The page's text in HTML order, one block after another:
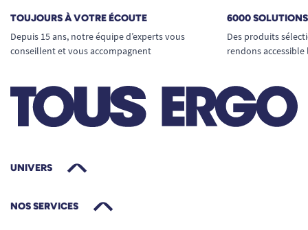
TOUJOURS À VOTRE ÉCOUTE
Depuis 15 ans, notre équipe d’experts vous
conseillent et vous accompagnent
6000
Des produits
rendons
UNIVERS
NOS SERVICES